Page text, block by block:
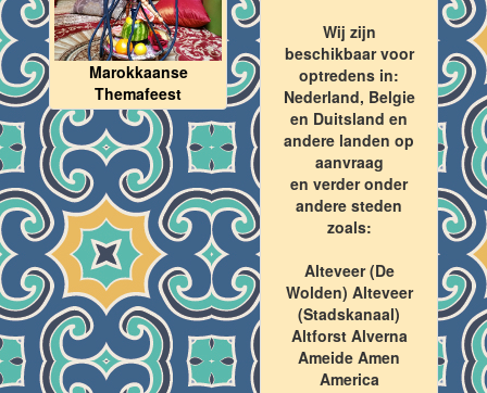
Marokkaanse
Themafeest
Wij zijn
beschikbaar voor
optredens in:
Nederland, Belgie
en Duitsland en
andere landen op
aanvraag
en verder onder
andere steden
zoals:
Alteveer (De
Wolden) Alteveer
(Stadskanaal)
Altforst Alverna
Ameide Amen
America